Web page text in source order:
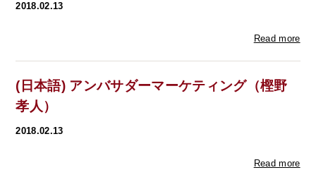
2018.02.13
Read more
(日本語) アンバサダーマーケティング（樫野
孝人）
2018.02.13
Read more